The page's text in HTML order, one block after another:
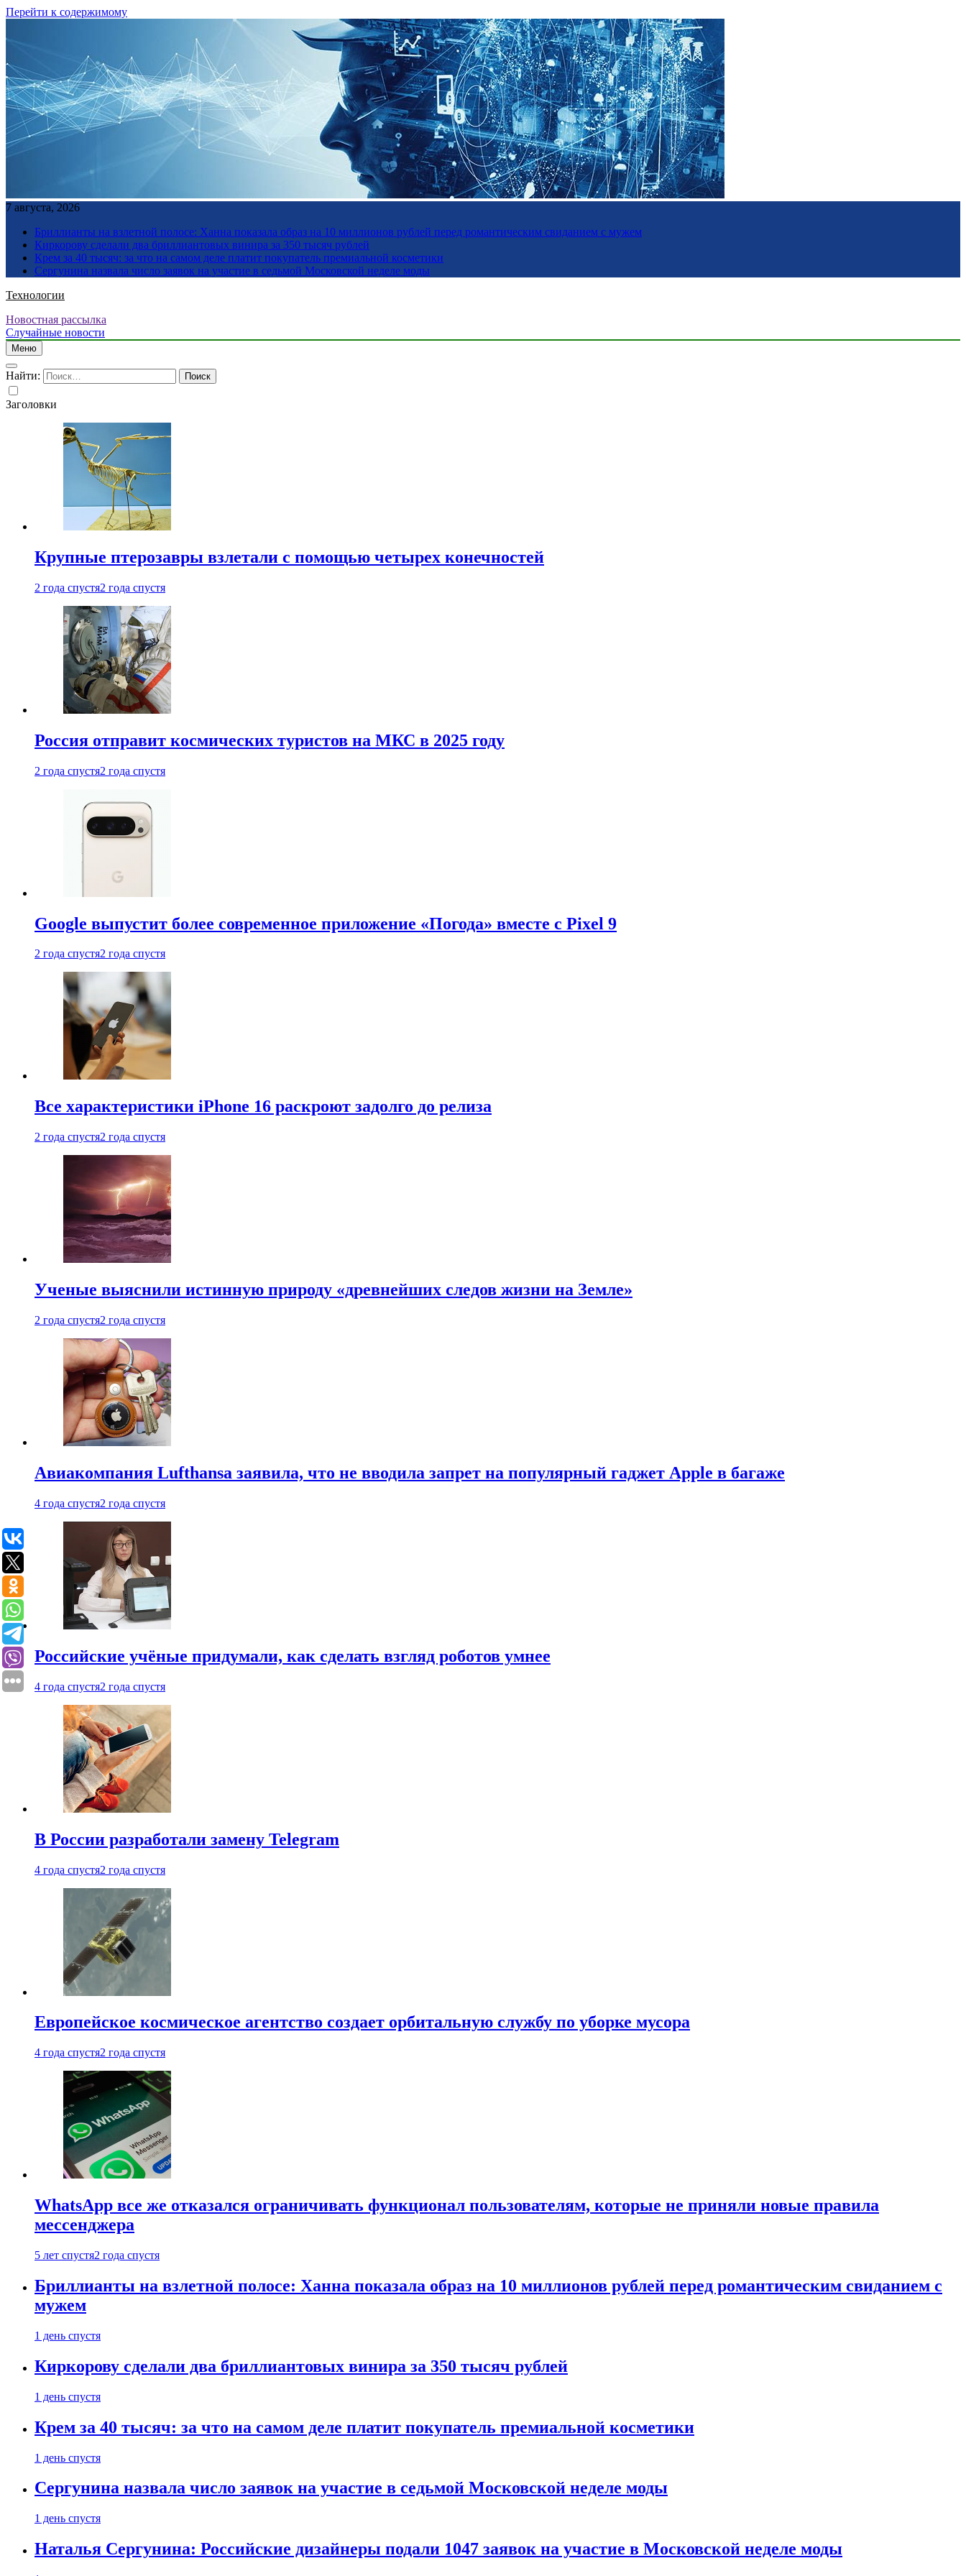
Перейти к содержимому
7 августа, 2026
Бриллианты на взлетной полосе: Ханна показала образ на 10 миллионов рублей перед романтическим свиданием с мужем
Киркорову сделали два бриллиантовых винира за 350 тысяч рублей
Крем за 40 тысяч: за что на самом деле платит покупатель премиальной косметики
Сергунина назвала число заявок на участие в седьмой Московской неделе моды
Технологии
Новостная рассылка
Случайные новости
Меню
Найти:
Заголовки
Крупные птерозавры взлетали с помощью четырех конечностей
2 года спустя2 года спустя
Россия отправит космических туристов на МКС в 2025 году
2 года спустя2 года спустя
Google выпустит более современное приложение «Погода» вместе с Pixel 9
2 года спустя2 года спустя
Все характеристики iPhone 16 раскроют задолго до релиза
2 года спустя2 года спустя
Ученые выяснили истинную природу «древнейших следов жизни на Земле»
2 года спустя2 года спустя
Авиакомпания Lufthansa заявила, что не вводила запрет на популярный гаджет Apple в багаже
4 года спустя2 года спустя
Российские учёные придумали, как сделать взгляд роботов умнее
4 года спустя2 года спустя
В России разработали замену Telegram
4 года спустя2 года спустя
Европейское космическое агентство создает орбитальную службу по уборке мусора
4 года спустя2 года спустя
WhatsApp все же отказался ограничивать функционал пользователям, которые не приняли новые правила
мессенджера
5 лет спустя2 года спустя
Бриллианты на взлетной полосе: Ханна показала образ на 10 миллионов рублей перед романтическим свиданием с
мужем
1 день спустя
Киркорову сделали два бриллиантовых винира за 350 тысяч рублей
1 день спустя
Крем за 40 тысяч: за что на самом деле платит покупатель премиальной косметики
1 день спустя
Сергунина назвала число заявок на участие в седьмой Московской неделе моды
1 день спустя
Наталья Сергунина: Российские дизайнеры подали 1047 заявок на участие в Московской неделе моды